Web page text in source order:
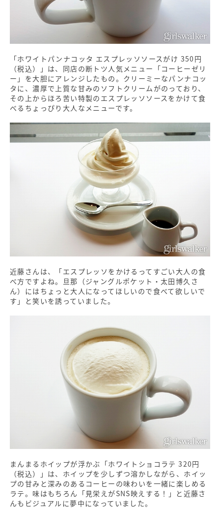
「ホワイトパンナコッタ エスプレッソソースがけ 350円
（税込）」は、同店の断トツ人気メニュー「コーヒーゼリ
ー」を大胆にアレンジしたもの。クリーミーなパンナコッ
タに、濃厚で上質な甘みのソフトクリームがのっており、
その上からほろ苦い特製のエスプレッソソースをかけて食
べるちょっぴり大人なメニューです。
近藤さんは、「エスプレッソをかけるってすごい大人の食
べ方ですよね。旦那（ジャングルポケット・太田博久さ
ん）にはちょっと大人になってほしいので食べて欲しいで
す」と笑いを誘っていました。
まんまるホイップが浮かぶ「ホワイトショコラテ 320円
（税込）」は、ホイップを少しずつ溶かしながら、ホイッ
プの甘みと深みのあるコーヒーの味わいを一緒に楽しめる
ラテ。味はもちろん「見栄えがSNS映えする！」と近藤さ
んもビジュアルに夢中になっていました。